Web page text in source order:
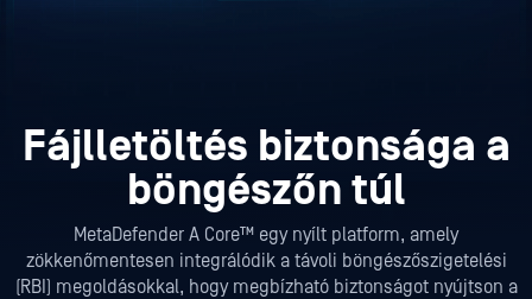
Fájlletöltés biztonsága a
böngészőn túl
MetaDefender A Core™ egy nyílt platform, amely
zökkenőmentesen integrálódik a távoli böngészőszigetelési
(RBI) megoldásokkal, hogy megbízható biztonságot nyújtson a